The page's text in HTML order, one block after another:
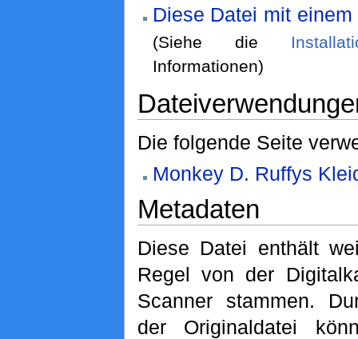
Diese Datei mit
(Siehe die
Informationen)
Die folgende Seite
Monkey D. Ruffys
Metadaten
Diese Datei enthält
Regel von der
Scanner stammen.
der Originaldatei